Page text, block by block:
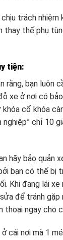
trách nhiệm
thay thế phụ
tiện:
rằng, bạn luôn
xe ở nơi có
cổ khóa
chỉ 10
hãy bảo quản
bạn có thế bị
Khi đang lái
để tránh gặp
thoại ngay cho
ở cái nơi mà 1